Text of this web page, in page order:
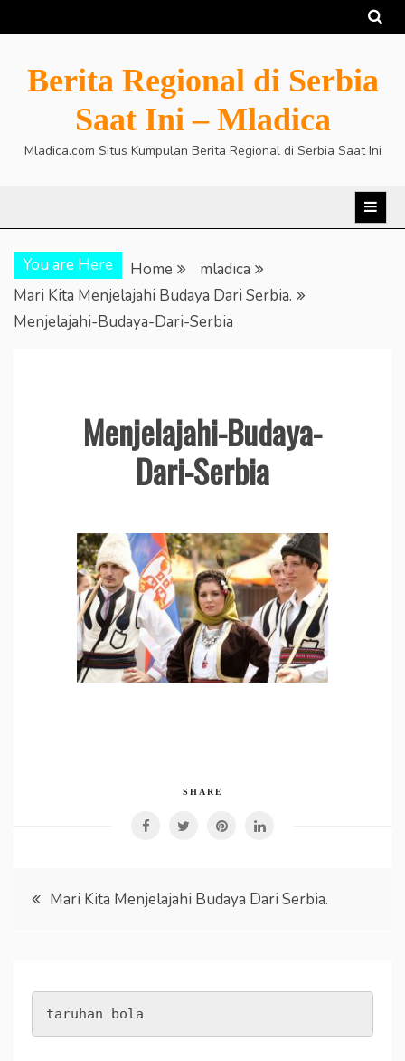
to
Berita Regional di Serbia
Saat Ini – Mladica
Mladica.com Situs Kumpulan Berita Regional di Serbia Saat Ini
You are Here Home
mladica
Mari Kita Menjelajahi Budaya Dari Serbia.
Menjelajahi-Budaya-Dari-Serbia
Menjelajahi-Budaya-
Dari-Serbia
SHARE
PostMari Kita Menjelajahi Budaya Dari Serbia.
taruhan bola